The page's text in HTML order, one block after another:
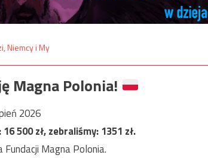
Magna Polonia!
2026
16 500zł, zebraliśmy:1351 zł.
Magna Polonia.